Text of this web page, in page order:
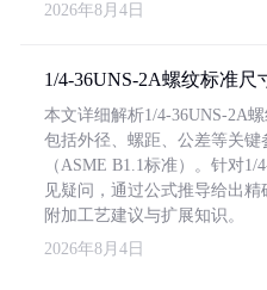
2026年8月4日
1/4-36UNS-2A螺纹标准尺
本文详细解析1/4-36UNS-2A
包括外径、螺距、公差等关
（ASME B1.1标准）。针对
见疑问，通过公式推导给出
附加工艺建议与扩展知识。
2026年8月4日